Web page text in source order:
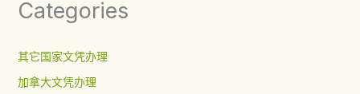
Categories
其它国家文凭办理
加拿大文凭办理